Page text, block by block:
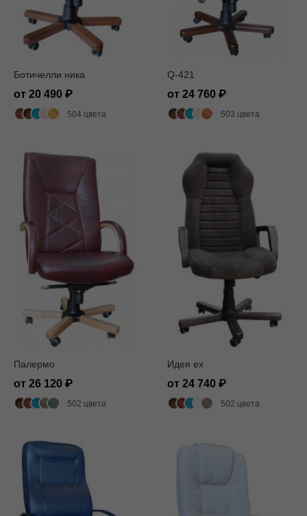
Ботичелли ника
от 20 490
504 цвета
Q-421
от 24 760
503 цвета
Палермо
от 26 120
502 цвета
Идея ех
от 24 740
502 цвета